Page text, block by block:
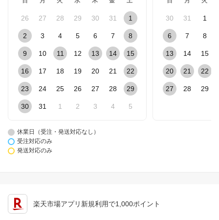
26 27 28 29 30 31 1
2 3 4 5 6 7 8
9 10 11 12 13 14 15
16 17 18 19 20 21 22
23 24 25 26 27 28 29
30 31 1 2 3 4 5
30 31 1
6 7 8
13 14 15
20 21 22
27 28 29
休業日（受注・発送対応なし）
受注対応のみ
発送対応のみ
楽天市場アプリ新規利用で1,000ポイント